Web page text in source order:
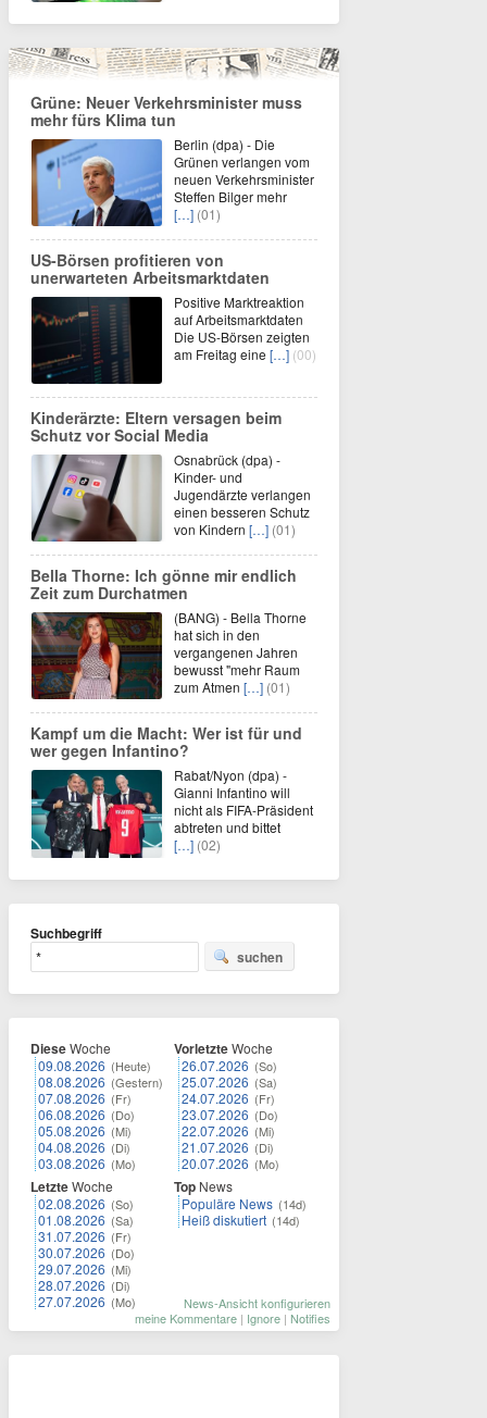
Grüne: Neuer Verkehrsminister muss
mehr fürs Klima tun
Berlin (dpa) - Die
Grünen verlangen vom
neuen Verkehrsminister
Steffen Bilger mehr
[…] (01)
US-Börsen profitieren von
unerwarteten Arbeitsmarktdaten
Positive Marktreaktion
auf Arbeitsmarktdaten
Die US-Börsen zeigten
am Freitag eine […] (00)
Kinderärzte: Eltern versagen beim
Schutz vor Social Media
Osnabrück (dpa) -
Kinder- und
Jugendärzte verlangen
einen besseren Schutz
von Kindern […] (01)
Bella Thorne: Ich gönne mir endlich
Zeit zum Durchatmen
(BANG) - Bella Thorne
hat sich in den
vergangenen Jahren
bewusst "mehr Raum
zum Atmen […] (01)
Kampf um die Macht: Wer ist für und
wer gegen Infantino?
Rabat/Nyon (dpa) -
Gianni Infantino will
nicht als FIFA-Präsident
abtreten und bittet
[…] (02)
Suchbegriff
suchen
DieseWoche
09.08.2026 (Heute)
08.08.2026 (Gestern)
07.08.2026 (Fr)
06.08.2026 (Do)
05.08.2026 (Mi)
04.08.2026 (Di)
03.08.2026 (Mo)
LetzteWoche
02.08.2026 (So)
01.08.2026 (Sa)
31.07.2026 (Fr)
30.07.2026 (Do)
29.07.2026 (Mi)
28.07.2026 (Di)
27.07.2026 (Mo)
VorletzteWoche
26.07.2026 (So)
25.07.2026 (Sa)
24.07.2026 (Fr)
23.07.2026 (Do)
22.07.2026 (Mi)
21.07.2026 (Di)
20.07.2026 (Mo)
Top News
Populäre News (14d)
Heiß diskutiert (14d)
News-Ansicht konfigurieren
meine Kommentare | Ignore | Notifies